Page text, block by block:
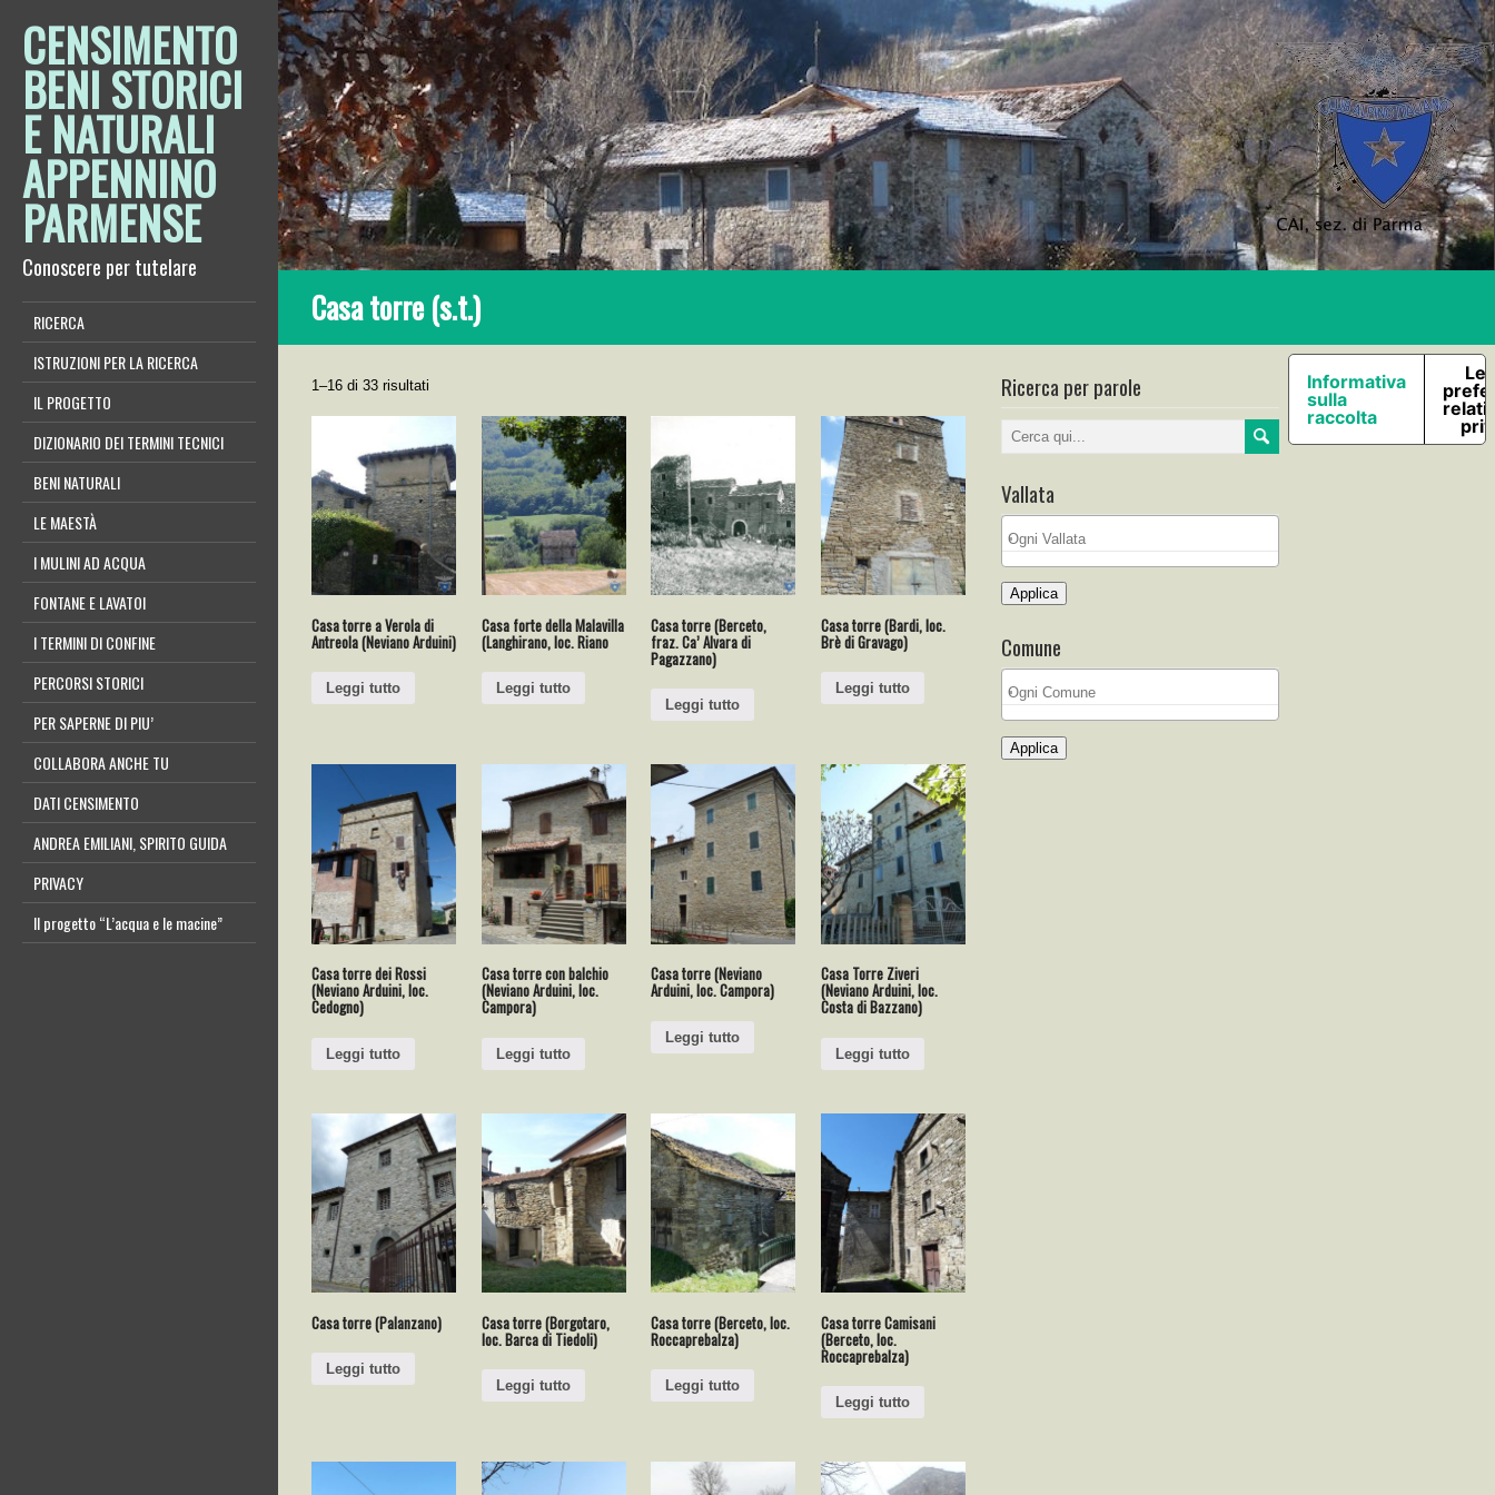
CENSIMENTO
BENI STORICI
E NATURALI
APPENNINO
PARMENSE
Conoscere per tutelare
RICERCA
ISTRUZIONI PER LA RICERCA
IL PROGETTO
DIZIONARIO DEI TERMINI TECNICI
BENI NATURALI
LE MAESTÀ
I MULINI AD ACQUA
FONTANE E LAVATOI
I TERMINI DI CONFINE
PERCORSI STORICI
PER SAPERNE DI PIU’
COLLABORA ANCHE TU
DATI CENSIMENTO
ANDREA EMILIANI, SPIRITO GUIDA
PRIVACY
Il progetto “L’acqua e le macine”
Casa torre (s.t.)
1–16 di 33 risultati
Casa torre a Verola di
Antreola (Neviano Arduini)
Leggi tutto
Casa forte della Malavilla
(Langhirano, loc. Riano
Leggi tutto
Casa torre (Berceto,
fraz. Ca’ Alvara di
Pagazzano)
Leggi tutto
Casa torre (Bardi, loc.
Brè di Gravago)
Leggi tutto
Casa torre dei Rossi
(Neviano Arduini, loc.
Cedogno)
Leggi tutto
Casa torre con balchio
(Neviano Arduini, loc.
Campora)
Leggi tutto
Casa torre (Neviano
Arduini, loc. Campora)
Leggi tutto
Casa Torre Ziveri
(Neviano Arduini, loc.
Costa di Bazzano)
Leggi tutto
Casa torre (Palanzano)
Leggi tutto
Casa torre (Borgotaro,
loc. Barca di Tiedoli)
Leggi tutto
Casa torre (Berceto, loc.
Roccaprebalza)
Leggi tutto
Casa torre Camisani
(Berceto, loc.
Roccaprebalza)
Leggi tutto
Ricerca per parole
Vallata
Applica
Comune
Applica
Informativa
sulla
raccolta
Le